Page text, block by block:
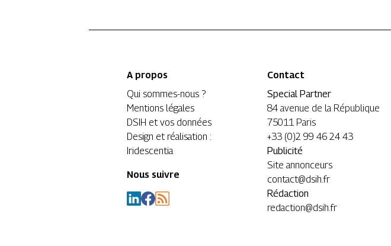
A propos
Qui sommes-nous ?
Mentions légales
DSIH et vos données
Design et réalisation :
Iridescentia
Nous suivre
Contact
Special Partner
84 avenue de la République
75011 Paris
+33 (0)2 99 46 24 43
Publicité
Site annonceurs
contact@dsih.fr
Rédaction
redaction@dsih.fr